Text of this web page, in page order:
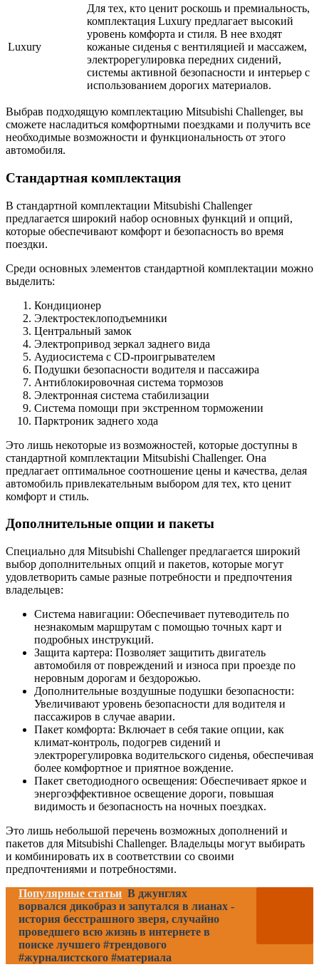
Luxury
Для тех, кто ценит роскошь и премиальность,
комплектация Luxury предлагает высокий
уровень комфорта и стиля. В нее входят
кожаные сиденья с вентиляцией и массажем,
электрорегулировка передних сидений,
системы активной безопасности и интерьер с
использованием дорогих материалов.
Выбрав подходящую комплектацию Mitsubishi Challenger, вы
сможете насладиться комфортными поездками и получить все
необходимые возможности и функциональность от этого
автомобиля.
Стандартная комплектация
В стандартной комплектации Mitsubishi Challenger
предлагается широкий набор основных функций и опций,
которые обеспечивают комфорт и безопасность во время
поездки.
Среди основных элементов стандартной комплектации можно
выделить:
Кондиционер
Электростеклоподъемники
Центральный замок
Электропривод зеркал заднего вида
Аудиосистема с CD-проигрывателем
Подушки безопасности водителя и пассажира
Антиблокировочная система тормозов
Электронная система стабилизации
Система помощи при экстренном торможении
Парктроник заднего хода
Это лишь некоторые из возможностей, которые доступны в
стандартной комплектации Mitsubishi Challenger. Она
предлагает оптимальное соотношение цены и качества, делая
автомобиль привлекательным выбором для тех, кто ценит
комфорт и стиль.
Дополнительные опции и пакеты
Специально для Mitsubishi Challenger предлагается широкий
выбор дополнительных опций и пакетов, которые могут
удовлетворить самые разные потребности и предпочтения
владельцев:
Система навигации: Обеспечивает путеводитель по
незнакомым маршрутам с помощью точных карт и
подробных инструкций.
Защита картера: Позволяет защитить двигатель
автомобиля от повреждений и износа при проезде по
неровным дорогам и бездорожью.
Дополнительные воздушные подушки безопасности:
Увеличивают уровень безопасности для водителя и
пассажиров в случае аварии.
Пакет комфорта: Включает в себя такие опции, как
климат-контроль, подогрев сидений и
электрорегулировка водительского сиденья, обеспечивая
более комфортное и приятное вождение.
Пакет светодиодного освещения: Обеспечивает яркое и
энергоэффективное освещение дороги, повышая
видимость и безопасность на ночных поездках.
Это лишь небольшой перечень возможных дополнений и
пакетов для Mitsubishi Challenger. Владельцы могут выбирать
и комбинировать их в соответствии со своими
предпочтениями и потребностями.
Популярные статьи В джунглях
ворвался дикобраз и запутался в лианах -
история бесстрашного зверя, случайно
проведшего всю жизнь в интернете в
поиске лучшего #трендового
#журналистского #материала